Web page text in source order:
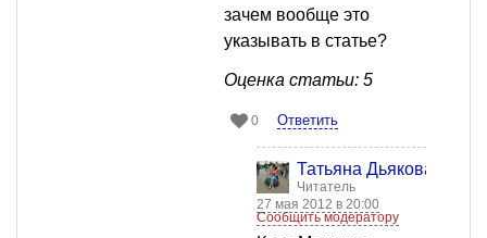
зачем вообще это
указывать в статье?
Оценка статьи: 5
0 Ответить
Татьяна Дьякова
Читатель
27 мая 2012 в 20:00
Сообщить модератору